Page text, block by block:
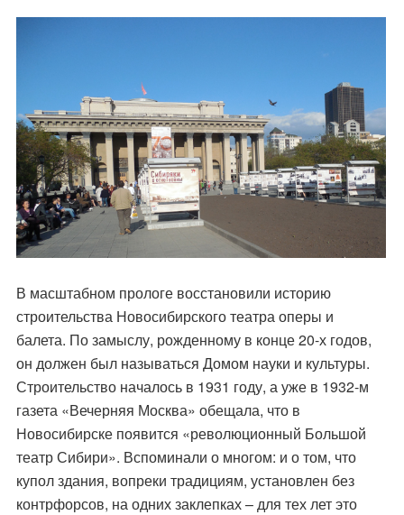
В масштабном прологе восстановили историю
строительства Новосибирского театра оперы и
балета. По замыслу, рожденному в конце 20-х годов,
он должен был называться Домом науки и культуры.
Строительство началось в 1931 году, а уже в 1932-м
газета «Вечерняя Москва» обещала, что в
Новосибирске появится «революционный Большой
театр Сибири». Вспоминали о многом: и о том, что
купол здания, вопреки традициям, установлен без
контрфорсов, на одних заклепках – для тех лет это